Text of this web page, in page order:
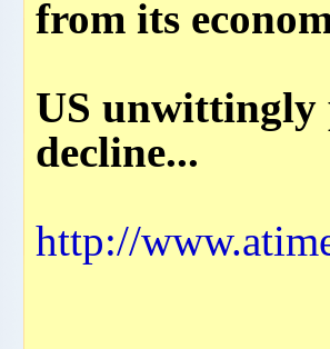
from its
US unwittingly
decline...
http://